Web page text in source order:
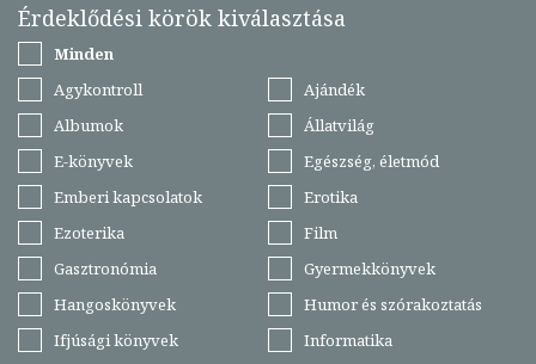
Érdeklődési körök kiválasztása
Minden
Agykontroll
Ajándék
Albumok
Állatvilág
E-könyvek
Egészség, életmód
Emberi kapcsolatok
Erotika
Ezoterika
Film
Gasztronómia
Gyermekkönyvek
Hangoskönyvek
Humor és szórakoztatás
Ifjúsági könyvek
Informatika